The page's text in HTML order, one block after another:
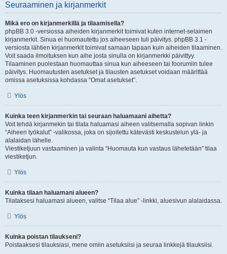
Seuraaminen ja kirjanmerkit
Mikä ero on kirjanmerkillä ja tilaamisella?
phpBB 3.0 -versiossa aiheiden kirjanmerkit toimivat kuten internet-selaimen
kirjanmerkit. Sinua ei huomautettu jos aiheeseen tuli päivitys. phpBB 3.1 -
versiosta lähtien kirjanmerkit toimivat samaan tapaan kuin aiheiden tilaaminen.
Voit saada ilmoituksen kun aihe josta sinulla on kirjanmerkki päivittyy.
Tilaaminen puolestaan huomauttaa sinua kun aiheeseen tai foorumiin tulee
päivitys. Huomautusten asetukset ja tilausten asetukset voidaan määrittää
omissa asetuksissa kohdassa “Omat asetukset”.
Ylös
Kuinka teen kirjanmerkin tai seuraan haluamaani aihetta?
Voit tehdä kirjanmekin tai tilata haluamasi aiheen valitsemalla sopivan linkin
“Aiheen työkalut” -valikossa, joka on sijoitettu kätevästi keskustelun ylä- ja
alalaidan lähelle.
Viestiketjuun vastaaminen ja valinta “Huomauta kun vastaus lähetetään” tilaa
viestiketjun.
Ylös
Kuinka tilaan haluamani alueen?
Tilataksesi haluamasi alueen, valitse “Tilaa alue” -linkki, aluesivun alalaidassa.
Ylös
Kuinka poistan tilaukseni?
Poistaaksesi tilauksiasi, mene omiin asetuksiisi ja seuraa linkkejä tilauksiisi.